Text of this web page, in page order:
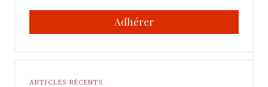
Adhérer
ARTICLES RÉCENTS